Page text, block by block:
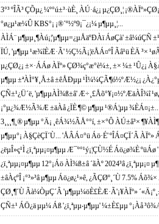
3°³ ºÎÃ³ ÇÕµ¿ ¼º°ú±³·ùÈ¸ ÀÚ·á¿¡ µ¿ÇØ¸¦
°ø¿µ¹æ¼Û KBS°¡ ¡®´º½º9¡¯¿¡¼­ µ¶µµ¸¦...
ÀÌÁ¨ µ¶µµ¸¶Àú¡¦'µ¶µµ=¿µÅäºÐÀï ÁøÇà' ±â¼úÇÑ
ÏÚ, 'µ¶µµ ¹æ¾îÈÆ·Ã' ½Ç½Ã¡¦ëÅÁ¤ºÎ Ãâ¹ü ÈÄ ³×
µ¿ÇØ¿¡ ±×·ÁÁø ÀÏº» ÇØ¾ç°æ°è¼±, ±× ¼± ¹Û¿¡
µ¶µµ ±ªÀÌ°¥¸Å±â ±êÅÐµµ ¹Ì¼¼ÇÃ¶ó½ºÆ½¿¡
ÇÑ±¹¿Ü´ë, 'µ¶µµÀÌ¾ß±â' Æ÷¸£Åõ°¥¡¤½ºÆäÀÎ¾î
¡°µ¿¾Æ½Ã¾Æ ±äÀå ¿ÏÈ­ ¶© µ¶µµ ¹®Á¦µµ
3¸¸¸¶¸® µ¶µµ °­Ä¡ ¸êÁ¾½ÃÅ°°í, ±×°Ô ÀÚ±â³×
µ¶µµ°¡ À§ÇèÇÏ´Ù... 'ÅÂÁ¤°ü Áö·É' ºÎÁ¤ÇÏ´Â ÀÏº»
¿ëµÎ»ç¹Ì ¿ï¸ªµµ¡¤µ¶µµ Æ¯º°¹ý¡¦ÇÙ½É Áö¿ø¾È ºüÁø
¿ï¸ªµµ¡¤µ¶µµ 12°¡Áö ÀÌ¾ß±â ´ãÀº 2024³â ¿ï¸ªµµ¡¤
±âÀçºÎ ¡°³»³â µ¶µµ Áö¿ø¿¹»ê, ¿ÃÇØº¸´Ù 7.5%
ÇØ¸¶´Ù Ãà¼ÒµÇ´Â 'µ¶µµ¼öÈ£ÈÆ·Ã'¡¥ÀÏº»
ÇÑ±¹ ÁÖ¿ä µµ¼­ Áß '¿ï¸ªµµ‧µ¶µµ' ¼±È£µµ °¡Àå